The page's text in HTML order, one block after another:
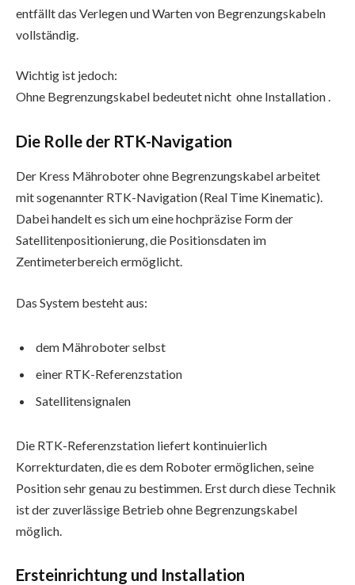
entfällt das Verlegen und Warten von Begrenzungskabeln
vollständig.
Wichtig ist jedoch:
Ohne Begrenzungskabel bedeutet nicht ohne Installation .
Die Rolle der RTK-Navigation
Der Kress Mähroboter ohne Begrenzungskabel arbeitet
mit sogenannter RTK-Navigation (Real Time Kinematic).
Dabei handelt es sich um eine hochpräzise Form der
Satellitenpositionierung, die Positionsdaten im
Zentimeterbereich ermöglicht.
Das System besteht aus:
dem Mähroboter selbst
einer RTK-Referenzstation
Satellitensignalen
Die RTK-Referenzstation liefert kontinuierlich
Korrekturdaten, die es dem Roboter ermöglichen, seine
Position sehr genau zu bestimmen. Erst durch diese Technik
ist der zuverlässige Betrieb ohne Begrenzungskabel
möglich.
Ersteinrichtung und Installation